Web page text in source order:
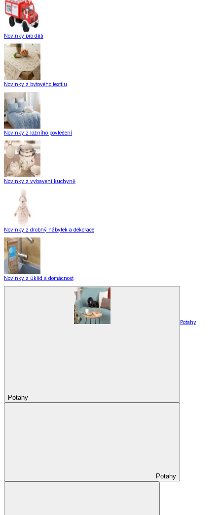
Novinky pro děti
Novinky z bytového textilu
Novinky z ložního povlečení
Novinky z vybavení kuchyně
Novinky z drobný nábytek a dekorace
Novinky z úklid a domácnost
Potahy
Potahy
Potahy